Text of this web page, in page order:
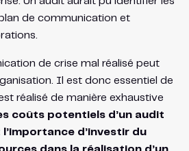
de communication et
de crise mal réalisé peut
Il est donc essentiel de
réalisé de manière exhaustive
coûts potentiels d’un audit
d’investir du